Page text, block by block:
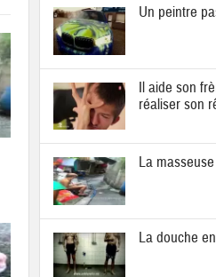
Un peintre
Il aide son
réaliser son
La
La douche